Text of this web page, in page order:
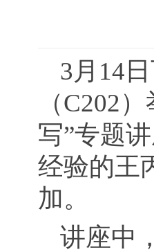
3月14
（C202
写”专题
经验的王
加。
讲座中